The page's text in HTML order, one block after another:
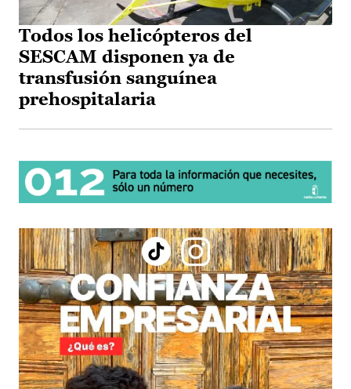
Todos los helicópteros del
SESCAM disponen ya de
transfusión sanguínea
prehospitalaria